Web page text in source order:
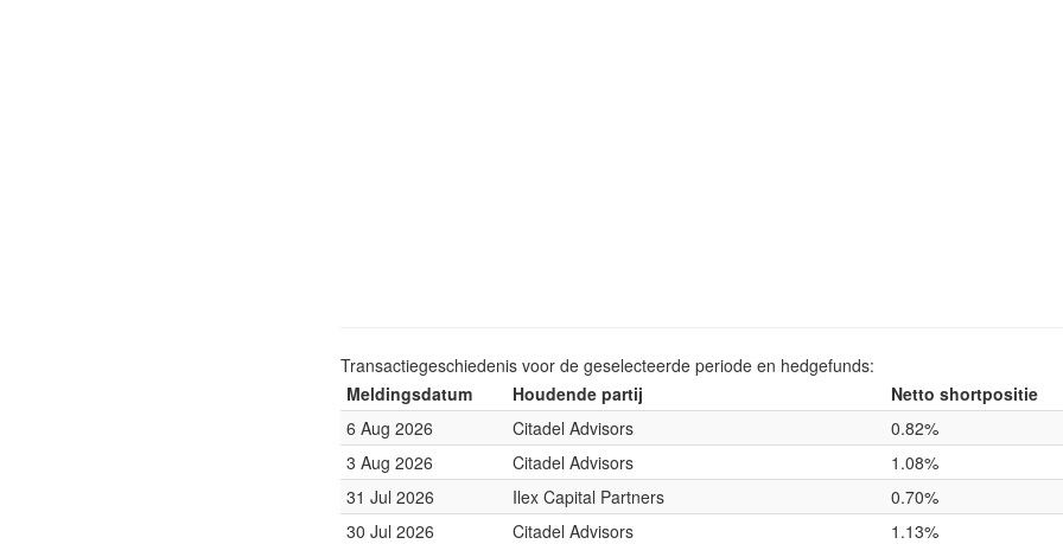
Transactiegeschiedenis voor de geselecteerde periode en hedgefunds:
Meldingsdatum
Houdende partij
Netto shortpositie
6 Aug 2026
Citadel Advisors
0.82%
3 Aug 2026
Citadel Advisors
1.08%
31 Jul 2026
Ilex Capital Partners
0.70%
30 Jul 2026
Citadel Advisors
1.13%